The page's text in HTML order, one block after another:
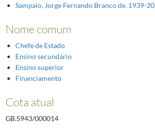
Sampaio, Jorge Fernando Branco de. 1939-
Nome comum
Chefe de Estado
Ensino secundário
Ensino superior
Financiamento
Cota atual
GB.5943/000014